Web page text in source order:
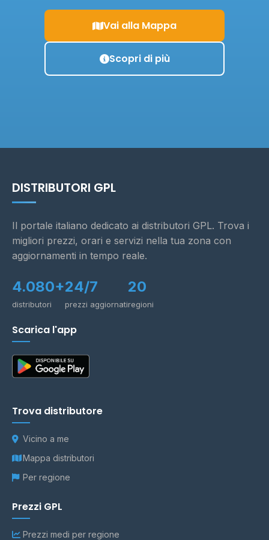
Vai alla Mappa
Scopri di più
DISTRIBUTORI GPL
Il portale italiano dedicato ai distributori GPL. Trova i
migliori prezzi, orari e servizi nella tua zona con
aggiornamenti in tempo reale.
4.080+
distributori
24/7
prezzi aggiornati
20
regioni
Scarica l'app
Trova distributore
Vicino a me
Mappa distributori
Per regione
Prezzi GPL
Prezzi medi per regione